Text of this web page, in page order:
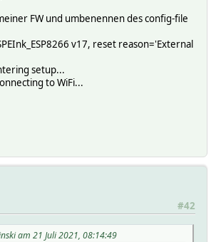
FW und umbenennen des config-file
v17, reset reason='External
setup...
to WiFi...
#42
am 21 Juli 2021, 08:14:49